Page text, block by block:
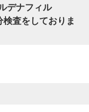
デナフィル
査をしておりま